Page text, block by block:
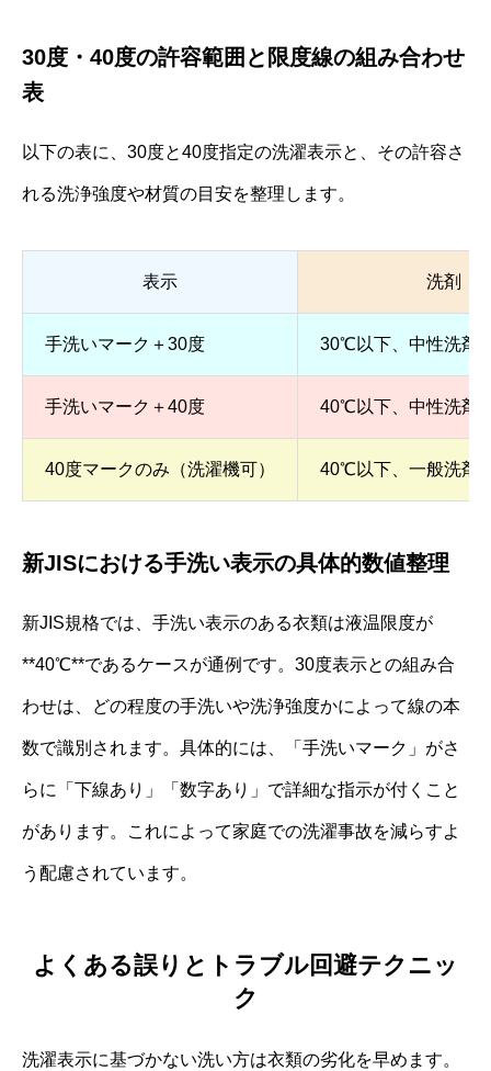
30度・40度の許容範囲と限度線の組み合わせ
表
以下の表に、30度と40度指定の洗濯表示と、その許容さ
れる洗浄強度や材質の目安を整理します。
表示 洗剤・
手洗いマーク＋30度 30℃以下、中性洗剤
手洗いマーク＋40度 40℃以下、中性洗剤
40度マークのみ（洗濯機可） 40℃以下、一般洗剤
新JISにおける手洗い表示の具体的数値整理
新JIS規格では、手洗い表示のある衣類は液温限度が
**40℃**であるケースが通例です。30度表示との組み合
わせは、どの程度の手洗いや洗浄強度かによって線の本
数で識別されます。具体的には、「手洗いマーク」がさ
らに「下線あり」「数字あり」で詳細な指示が付くこと
があります。これによって家庭での洗濯事故を減らすよ
う配慮されています。
よくある誤りとトラブル回避テクニッ
ク
洗濯表示に基づかない洗い方は衣類の劣化を早めます。